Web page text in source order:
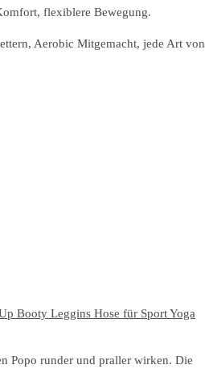
flexiblere Bewegung.
Aerobic Mitgemacht, jede Art von
Booty Leggins Hose für Sport Yoga
Popo runder und praller wirken. Die